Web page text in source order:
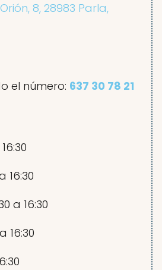
8, 28983 Parla,
el número: 637 30 78 21
16:30
a 16:30
16:30